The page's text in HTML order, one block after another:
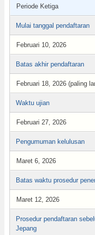
Periode Ketiga
Mulai tanggal pendaftaran
Februari 10, 2026
Batas akhir pendaftaran
Februari 18, 2026 (paling
Waktu ujian
Februari 27, 2026
Pengumuman kelulusan
Maret 6, 2026
Batas waktu prosedur
Maret 12, 2026
Prosedur pendaftaran
Jepang